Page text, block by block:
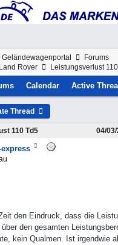
Forums
Land Rover Leistungsverlust
Calendar Active
Thread
110 Td5 04/
den Eindruck, dass die
den gesamten
kein Qualmen. Ist irgendwie